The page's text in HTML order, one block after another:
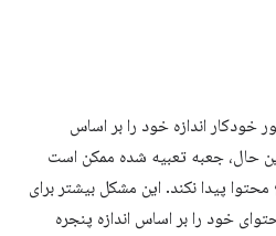
خودکار اندازه خود را بر اساس
حال، جعبه تعبیه شده ممکن است
محتوا پیدا نکند. این مشکل بیشتر برای
خود را بر اساس اندازه پنجره